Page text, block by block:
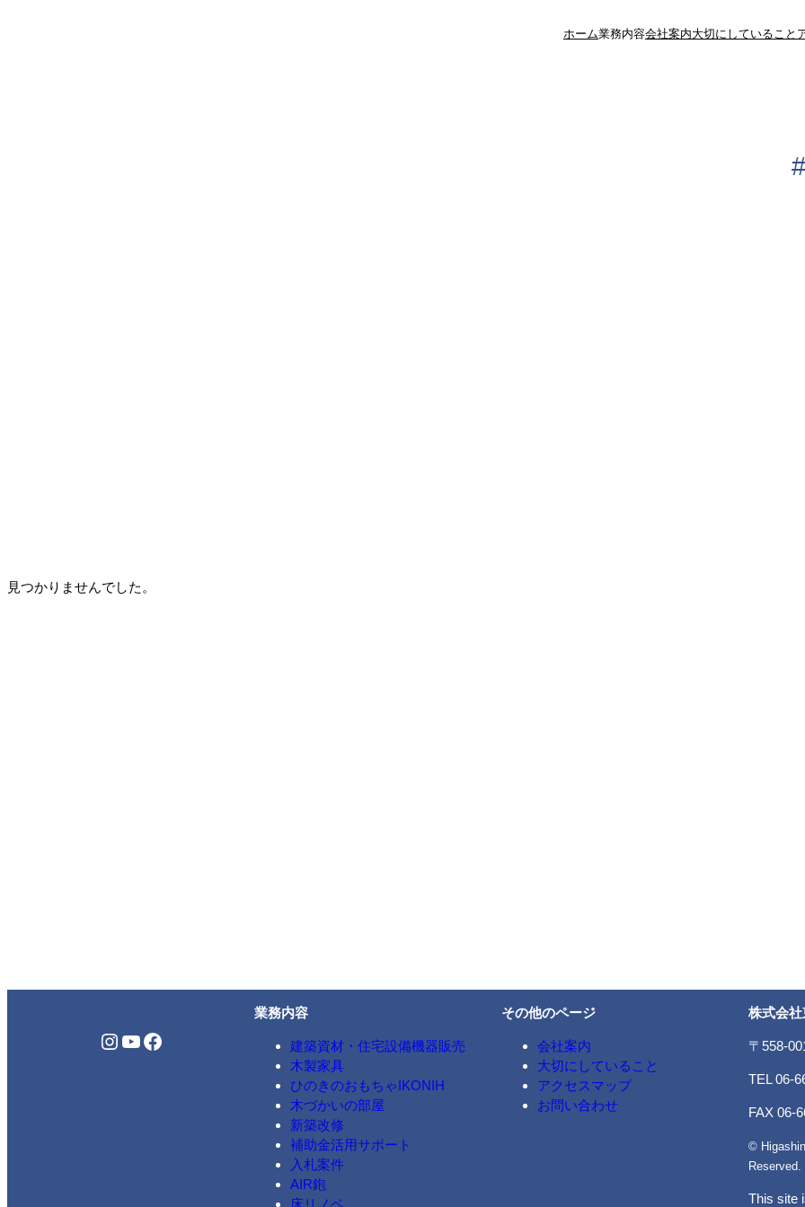
ホーム業務内容会社案内大切にしていること
見つかりませんでした。
Instagram YouTube Facebook
業務内容
建築資材・住宅設備機器販売
木製家具
ひのきのおもちゃIKONIH
木づかいの部屋
新築改修
補助金活用サポート
入札案件
AIR鉋
床リノベ
その他のページ
会社案内
大切にしていること
アクセスマップ
お問い合わせ
株式会
〒558-
TEL 06-
FAX 06-
©
Reserved.
This site